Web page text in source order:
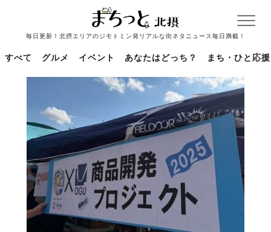
毎日更新！北摂エリアのジモトミン発リアルな街ネタニュース毎日満載！
すべて グルメ イベント あなたはどっち？ まち・ひと応援